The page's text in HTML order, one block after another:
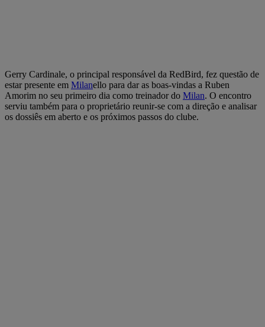
Gerry Cardinale, o principal responsável da RedBird, fez questão de
estar presente em Milanello para dar as boas-vindas a Ruben
Amorim no seu primeiro dia como treinador do Milan. O encontro
serviu também para o proprietário reunir-se com a direção e analisar
os dossiês em aberto e os próximos passos do clube.